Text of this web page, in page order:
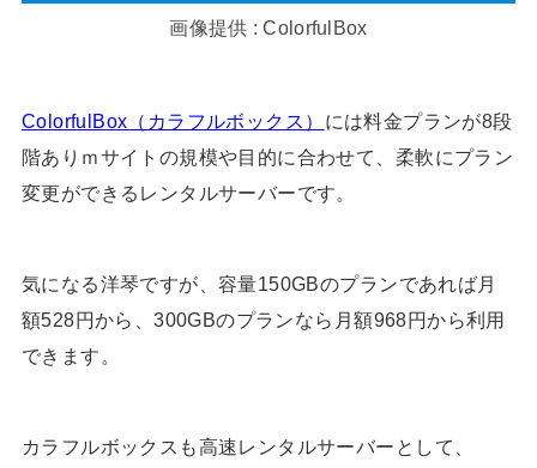
画像提供 :ColorfulBox
ColorfulBox（カラフルボックス） には料金プランが8段
階ありｍサイトの規模や目的に合わせて、柔軟にプラン
変更ができるレンタルサーバーです。
気になる洋琴ですが、容量150GBのプランであれば月
額528円から、300GBのプランなら月額968円から利用
できます。
カラフルボックスも高速レンタルサーバーとして、